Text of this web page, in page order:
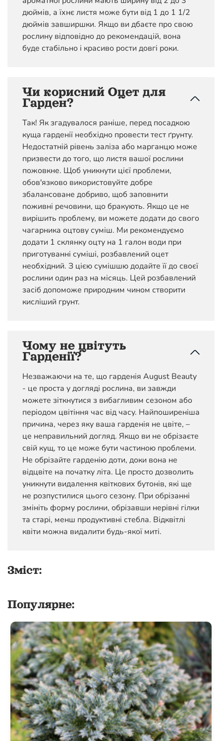
дюймів, а їхнє листя може бути від 1 до 1 1/2
дюймів завширшки. Якщо ви дбаєте про свою
рослину відповідно до рекомендацій, вона
буде стабільно і красиво рости довгі роки.
Чи корисний Оцет для
Гарден?
Так! Як згадувалося раніше, перед посадкою
куща гарденії необхідно провести тест ґрунту.
Недостатній рівень заліза або марганцю може
призвести до того, що листя вашої рослини
пожовкне. Щоб уникнути цієї проблеми,
обов'язково використовуйте добре
збалансоване добриво, щоб заповнити
поживні речовини, що бракують. Якщо це не
вирішить проблему, ви можете додати до свого
чагарника оцтову суміш. Ми рекомендуємо
додати 1 склянку оцту на 1 галон води при
приготуванні суміші, розбавлений оцет
необхідний. З цією сумішшю додайте її до своєї
рослини один раз на місяць. Цей розбавлений
засіб допоможе природним чином створити
кисліший грунт.
Чому не цвітуть
Гарденії?
Незважаючи на те, що гарденія August Beauty
- це проста у догляді рослина, ви завжди
можете зіткнутися з вибагливим сезоном або
періодом цвітіння час від часу. Найпоширеніша
причина, через яку ваша гарденія не цвіте, –
це неправильний догляд. Якщо ви не обрізаєте
свій кущ, то це може бути частиною проблеми.
Не обрізайте гарденію доти, доки вона не
відцвіте на початку літа. Це просто дозволить
уникнути видалення квіткових бутонів, які ще
не розпустилися цього сезону. При обрізанні
змініть форму рослини, обрізавши нерівні гілки
та старі, менш продуктивні стебла. Відквітлі
квіти можна видалити будь-якої миті.
Зміст:
Популярне: